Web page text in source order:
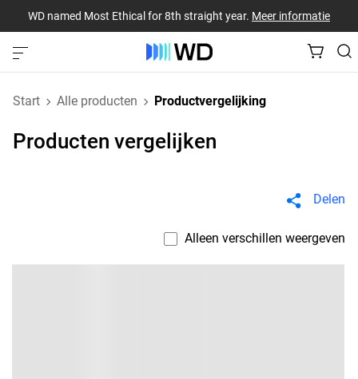
WD named Most Ethical for 8th straight year. Meer informatie
Start Alle producten Productvergelijking
Producten vergelijken
Delen
Alleen verschillen weergeven